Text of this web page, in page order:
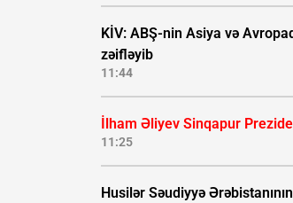
KİV: ABŞ-nin Asiya və
zəifləyib
11:44
İlham Əliyev Sinqapur
11:25
Husilər Səudiyyə